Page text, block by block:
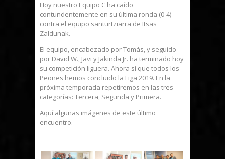
Hoy nuestro Equipo C ha caído
contundentemente en su última ronda (0-4)
contra el equipo santurtziarra de Itsas
Zaldunak.
El equipo, encabezado por Tomás, y seguido
por David W., Javi y Jakinda Jr. ha terminado hoy
su competición liguera. Ahora sí que todos los
Peones hemos concluido la Liga 2019. En la
próxima temporada repetiremos en las tres
categorías: Tercera, Segunda y Primera.
Aquí algunas imágenes de este último
encuentro.